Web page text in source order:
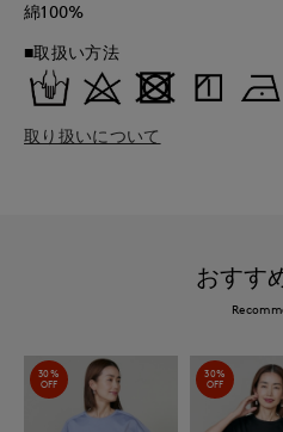
綿100%
■取扱い方法
取り扱いについて
おすす
30%
OFF
30%
OFF